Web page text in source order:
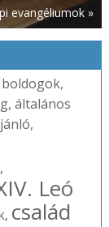
evangéliumok »
,
, általános
,
,
Leó
, család